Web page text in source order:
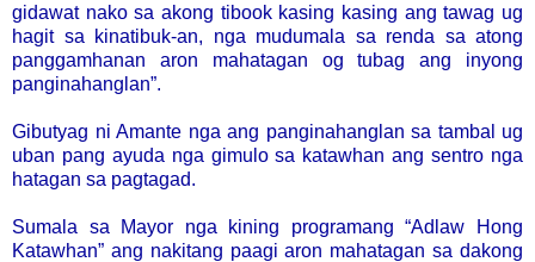
gidawat nako sa akong tibook kasing kasing ang tawag ug
hagit sa kinatibuk-an, nga mudumala sa renda sa atong
panggamhanan aron mahatagan og tubag ang inyong
panginahanglan”.
Gibutyag ni Amante nga ang panginahanglan sa tambal ug
uban pang ayuda nga gimulo sa katawhan ang sentro nga
hatagan sa pagtagad.
Sumala sa Mayor nga kining programang “Adlaw Hong
Katawhan” ang nakitang paagi aron mahatagan sa dakong